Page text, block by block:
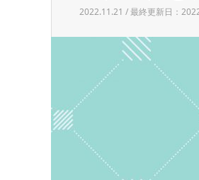
2022.11.21 / 最終更新日：